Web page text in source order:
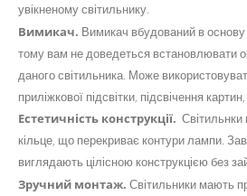
увікненому світильнику.
Вимикач. Вимикач вбудований в основу
тому вам не доведеться встановлювати
даного світильника. Може
приліжкової підсвітки, підсвічення
Естетичність конструкції.
кільце, що перекриває контури лампи.
виглядають цілісною конструкцією без
Зручний монтаж. Світильники мають